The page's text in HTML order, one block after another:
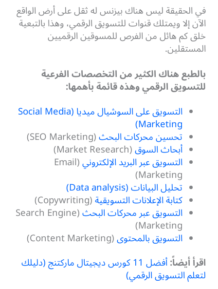
في الحقيقة ليس هناك بيزنس له ثقل على أرض الواقع
الآن إلا ويمتلك قنوات للتسويق الرقمي، وهذا بالتبعية
خلق كم هائل من الفرص للمسوقين الرقميين
المستقلين.
بالطبع هناك الكثير من التخصصات الفرعية
للتسويق الرقمي وهذه قائمة بأهمها:
التسويق على السوشيال ميديا (Social Media
Marketing)
تحسين محركات البحث(SEO Marketing)
أبحاث السوق(Market Research)
التسويق عبر البريد الإلكتروني (Email
Marketing)
تحليل البيانات (Data analysis)
كتابة الإعلانات التسويقية(Copywriting)
التسويق عبر محركات البحث (Search Engine
Marketing)
التسويق بالمحتوى(Content Marketing)
اقرأ أيضاً:
أفضل 11 كورس ديجيتال ماركتنج (دليلك
لتعلم التسويق الرقمي)